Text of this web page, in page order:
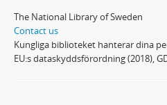
The National Library of Sweden
Contact us
Kungliga biblioteket hanterar dina
EU:s dataskyddsförordning (2018),